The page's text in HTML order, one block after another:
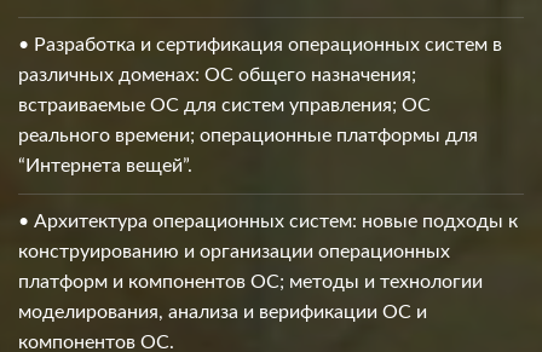
• Разработка и сертификация операционных систем в
различных доменах: ОС общего назначения;
встраиваемые ОС для систем управления; ОС
реального времени; операционные платформы для
“Интернета вещей”.
• Архитектура операционных систем: новые подходы к
конструированию и организации операционных
платформ и компонентов ОС; методы и технологии
моделирования, анализа и верификации ОС и
компонентов ОС.